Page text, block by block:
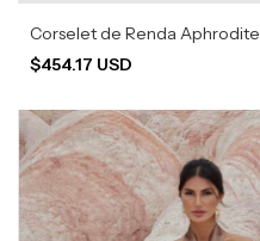
Corselet de Renda Aphrodite
$454.17 USD